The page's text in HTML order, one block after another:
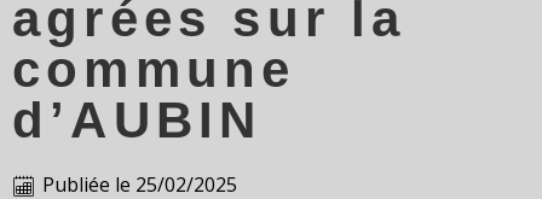
agrées sur la
commune
d’AUBIN
Publiée le 25/02/2025